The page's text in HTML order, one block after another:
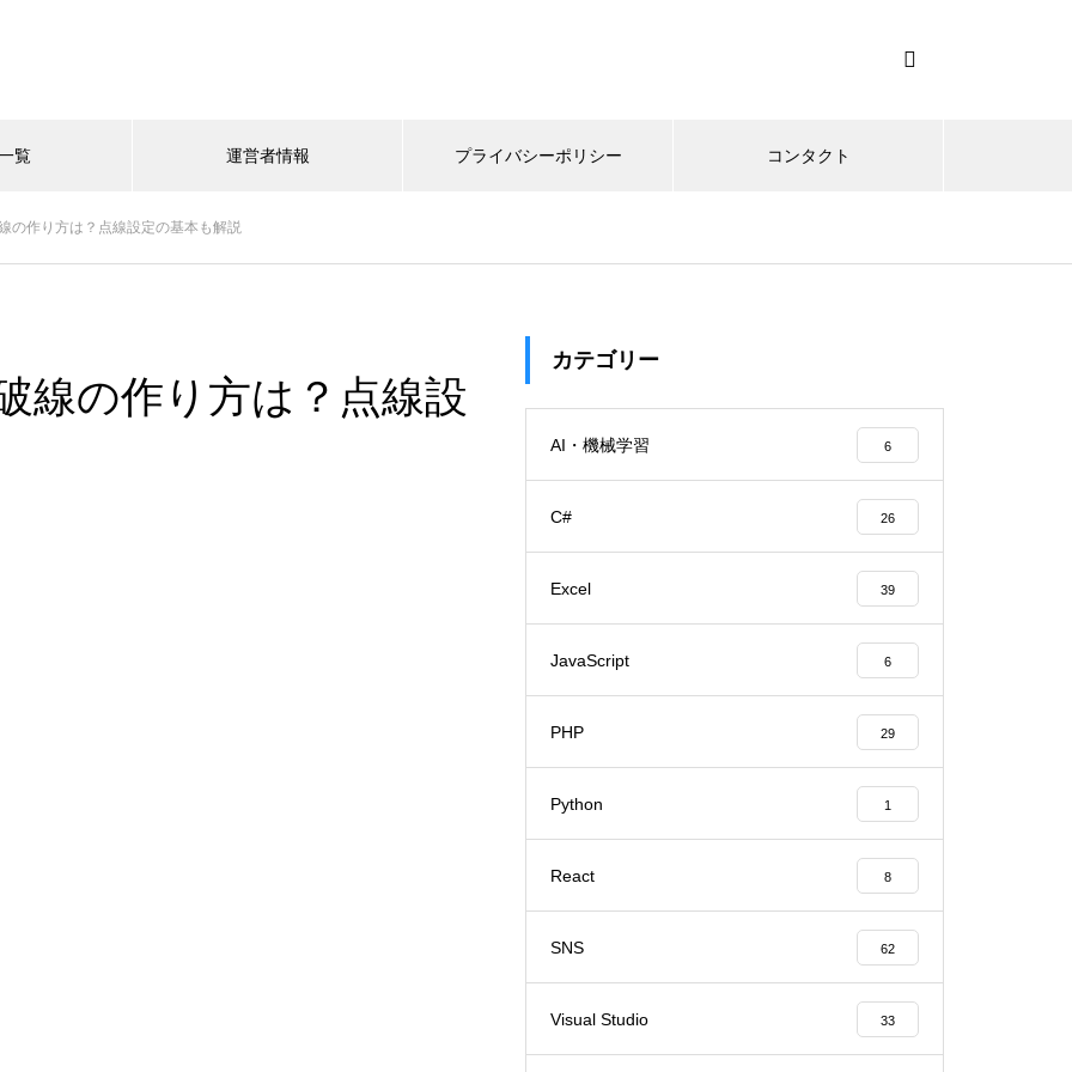
覧 運営者情報 プライバシーポリシー コンタクト
の作り方は？点線設定の基本も解説
線の作り方は？点線設
カテゴリー
AI・機械学習 6
C# 26
Excel 39
JavaScript 6
PHP 29
Python 1
React 8
SNS 62
Visual Studio 33